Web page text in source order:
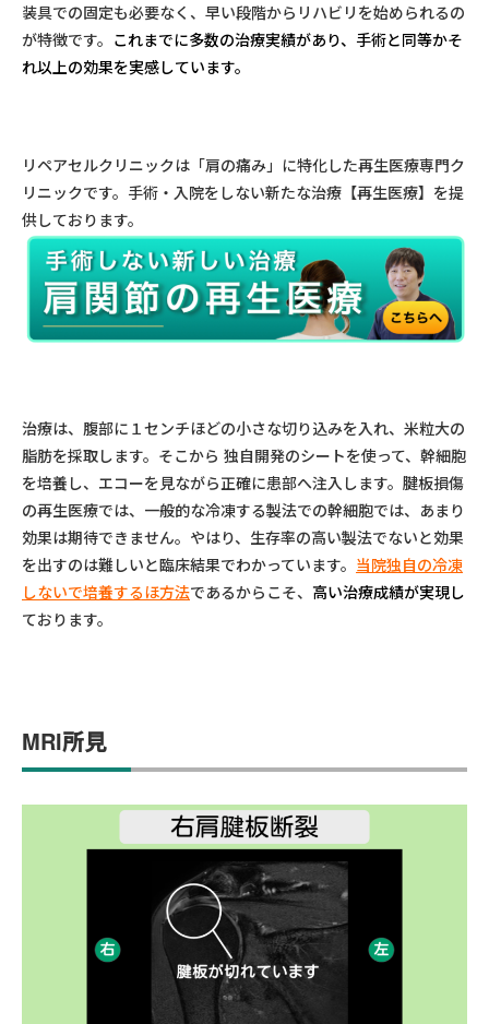
装具での固定も必要なく、早い段階からリハビリを始められるの
が特徴です。 これまでに多数の治療実績があり、手術と同等かそ
れ以上の効果を実感しています。
リペアセルクリニックは「肩の痛み」に特化した再生医療専門ク
リニックです。手術・入院をしない新たな治療【再生医療】を提
供しております。
治療は、腹部に １センチほどの小さな切り込みを入れ、米粒大の
脂肪を採取します。そこから 独自開発のシートを使って、幹細胞
を培養し、エコーを見ながら正確に患部へ注入します。腱板損傷
の再生医療では、一般的な冷凍する製法での幹細胞では、あまり
効果は期待できません。やはり、生存率の高い製法でないと効果
を出すのは難しいと臨床結果でわかっています。 当院独自の冷凍
しないで培養するほ方法であるからこそ、 高い治療成績が実現し
ております。
MRI所見